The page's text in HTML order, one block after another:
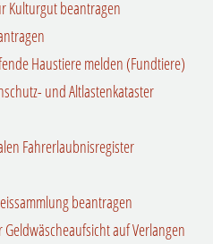
Kulturgut beantragen
Haustiere melden (Fundtiere)
und Altlastenkataster
Fahrerlaubnisregister
beantragen
auf Verlangen